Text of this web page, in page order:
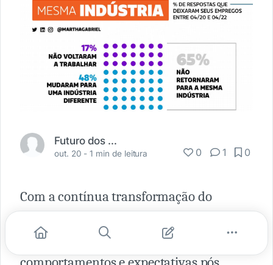
Futuro dos Negócios
out. 20 -1 min de leitura 0 1 0
Com a contínua transformação do
tecnologia e mudança de